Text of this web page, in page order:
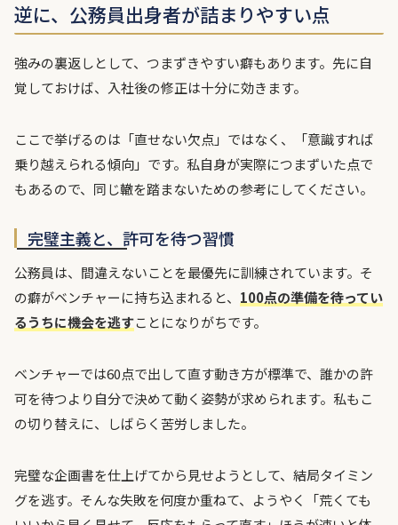
逆に、公務員出身者が詰まりやすい点
強みの裏返しとして、つまずきやすい癖もあります。先に自
覚しておけば、入社後の修正は十分に効きます。
ここで挙げるのは「直せない欠点」ではなく、「意識すれば
乗り越えられる傾向」です。私自身が実際につまずいた点で
もあるので、同じ轍を踏まないための参考にしてください。
完璧主義と、許可を待つ習慣
公務員は、間違えないことを最優先に訓練されています。そ
の癖がベンチャーに持ち込まれると、 100点の準備を待ってい
るうちに機会を逃すことになりがちです。
ベンチャーでは60点で出して直す動き方が標準で、誰かの許
可を待つより自分で決めて動く姿勢が求められます。私もこ
の切り替えに、しばらく苦労しました。
完璧な企画書を仕上げてから見せようとして、結局タイミン
グを逃す。そんな失敗を何度か重ねて、ようやく「荒くても